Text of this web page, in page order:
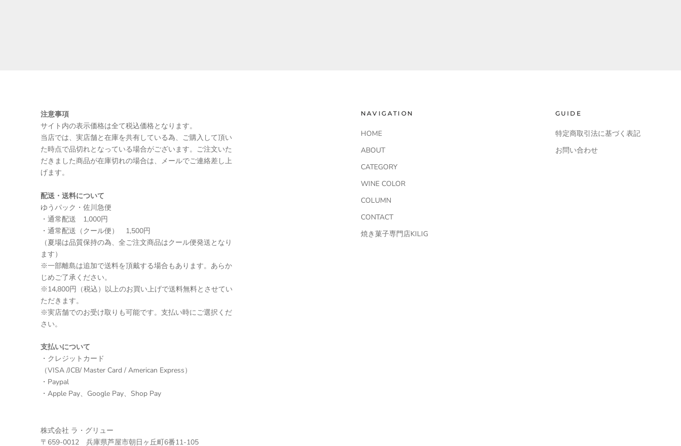
注意事項
サイト内の表示価格は全て税込価格となります。
当店では、実店舗と在庫を共有している為、ご購入して頂い
た時点で品切れとなっている場合がございます。ご注文いた
だきました商品が在庫切れの場合は、メールでご連絡差し上
げます。
配送・送料について
ゆうパック・佐川急便
・通常配送 1,000円
・通常配送（クール便） 1,500円
（夏場は品質保持の為、全ご注文商品はクール便発送となり
ます）
※一部離島は追加で送料を頂戴する場合もあります。あらか
じめご了承ください。
※14,800円（税込）以上のお買い上げで送料無料とさせてい
ただきます。
※実店舗でのお受け取りも可能です。支払い時にご選択くだ
さい。
支払いについて
・クレジットカード
（VISA /JCB/ Master Card / American Express）
・Paypal
・Apple Pay、Google Pay、Shop Pay
NAVIGATION
HOME
ABOUT
CATEGORY
WINE COLOR
COLUMN
CONTACT
焼き菓子専門店KILIG
GUIDE
特定商取引法に基づく表記
お問い合わせ
株式会社 ラ・グリュー
〒659-0012 兵庫県芦屋市朝日ヶ丘町6番11-105